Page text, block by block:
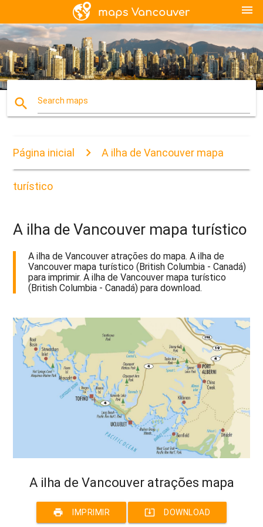
menu
search Search maps
Página inicial A ilha de Vancouver mapa
turístico
A ilha de Vancouver mapa turístico
A ilha de Vancouver atrações do mapa. A ilha de
Vancouver mapa turístico (British Columbia - Canadá)
para imprimir. A ilha de Vancouver mapa turístico
(British Columbia - Canadá) para download.
A ilha de Vancouver atrações mapa
print IMPRIMIR system_update_alt DOWNLOAD